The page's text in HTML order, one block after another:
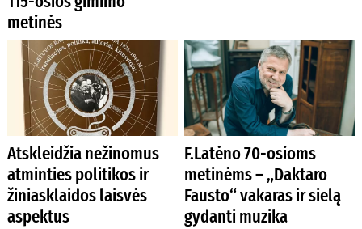
metinės
Atskleidžia nežinomus
atminties politikos ir
žiniasklaidos laisvės
aspektus
F.Latėno 70-osioms
metinėms – „Daktaro
Fausto“ vakaras ir sielą
gydanti muzika